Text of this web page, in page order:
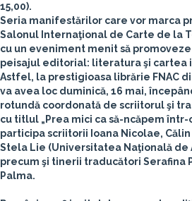
15,00).
Seria manifestărilor care vor marca
Salonul Internaţional de Carte de la
cu un eveniment menit să
peisajul editorial: literatura şi cartea
Astfel, la prestigioasa librărie FNAC
va avea loc duminică, 16 mai,
rotundă coordonată de scriitorul şi
cu titlul „Prea mici ca să-ncăpem într-
participa scriitorii Ioana Nicolae,
Stela Lie (Universitatea Naţională de
precum şi tinerii traducători Serafina
Palma.